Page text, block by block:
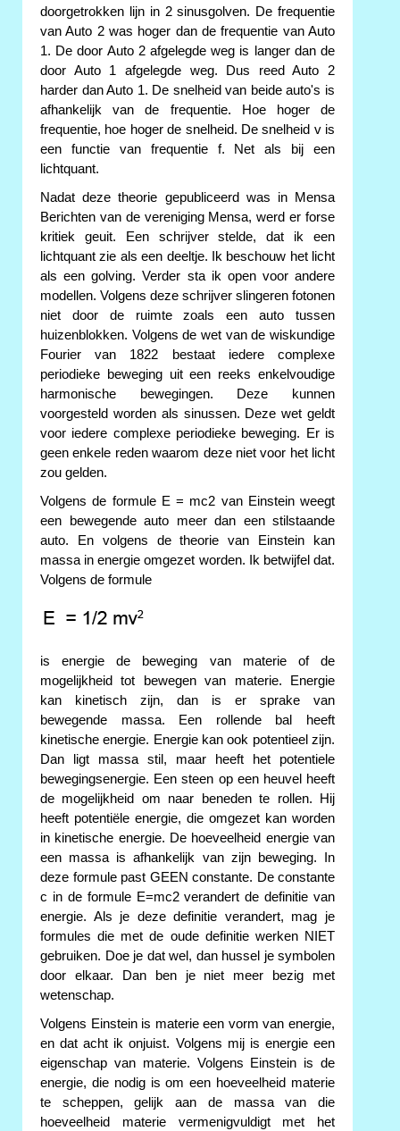
doorgetrokken lijn in 2 sinusgolven. De frequentie
van Auto 2 was hoger dan de frequentie van Auto
1. De door Auto 2 afgelegde weg is langer dan de
door Auto 1 afgelegde weg. Dus reed Auto 2
harder dan Auto 1. De snelheid van beide auto's is
afhankelijk van de frequentie. Hoe hoger de
frequentie, hoe hoger de snelheid. De snelheid v is
een functie van frequentie f. Net als bij een
lichtquant.
Nadat deze theorie gepubliceerd was in Mensa
Berichten van de vereniging Mensa, werd er forse
kritiek geuit. Een schrijver stelde, dat ik een
lichtquant zie als een deeltje. Ik beschouw het licht
als een golving. Verder sta ik open voor andere
modellen. Volgens deze schrijver slingeren fotonen
niet door de ruimte zoals een auto tussen
huizenblokken. Volgens de wet van de wiskundige
Fourier van 1822 bestaat iedere complexe
periodieke beweging uit een reeks enkelvoudige
harmonische bewegingen. Deze kunnen
voorgesteld worden als sinussen. Deze wet geldt
voor iedere complexe periodieke beweging. Er is
geen enkele reden waarom deze niet voor het licht
zou gelden.
Volgens de formule E = mc2 van Einstein weegt
een bewegende auto meer dan een stilstaande
auto. En volgens de theorie van Einstein kan
massa in energie omgezet worden. Ik betwijfel dat.
Volgens de formule
is energie de beweging van materie of de
mogelijkheid tot bewegen van materie. Energie
kan kinetisch zijn, dan is er sprake van
bewegende massa. Een rollende bal heeft
kinetische energie. Energie kan ook potentieel zijn.
Dan ligt massa stil, maar heeft het potentiele
bewegingsenergie. Een steen op een heuvel heeft
de mogelijkheid om naar beneden te rollen. Hij
heeft potentiële energie, die omgezet kan worden
in kinetische energie. De hoeveelheid energie van
een massa is afhankelijk van zijn beweging. In
deze formule past GEEN constante. De constante
c in de formule E=mc2 verandert de definitie van
energie. Als je deze definitie verandert, mag je
formules die met de oude definitie werken NIET
gebruiken. Doe je dat wel, dan hussel je symbolen
door elkaar. Dan ben je niet meer bezig met
wetenschap.
Volgens Einstein is materie een vorm van energie,
en dat acht ik onjuist. Volgens mij is energie een
eigenschap van materie. Volgens Einstein is de
energie, die nodig is om een hoeveelheid materie
te scheppen, gelijk aan de massa van die
hoeveelheid materie vermenigvuldigt met het